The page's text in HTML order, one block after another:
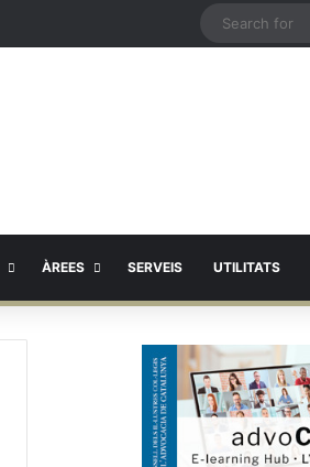
ÀREES SERVEIS UTILITATS